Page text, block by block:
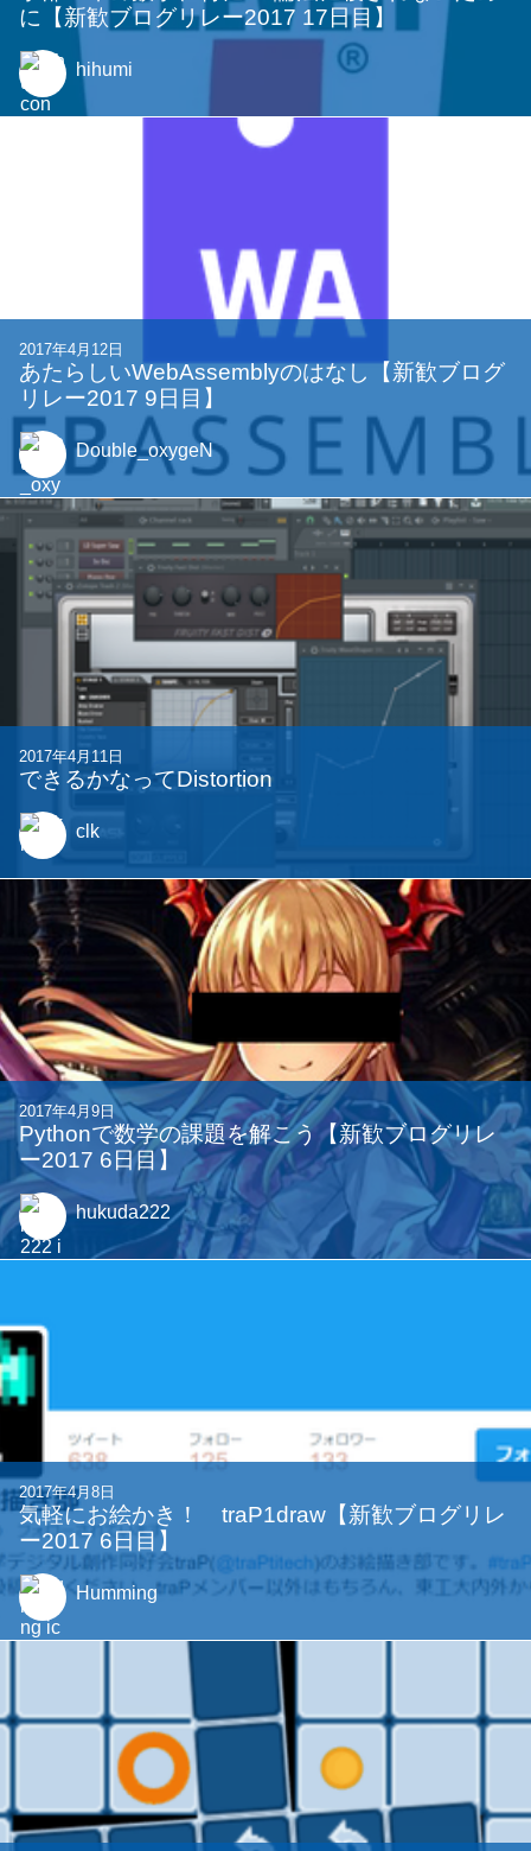
2017年4月20日
学部１年の数学、特にε-δ論法に殺されないため
に【新歓ブログリレー2017 17日目】
hihumi
2017年4月12日
あたらしいWebAssemblyのはなし【新歓ブログ
リレー2017 9日目】
Double_oxygeN
できるかなってDistortion
clk
2017年4月9日
Pythonで数学の課題を解こう【新歓ブログリレ
ー2017 6日目】
hukuda222
2017年4月8日
気軽にお絵かき！ traP1draw【新歓ブログリレ
ー2017 6日目】
Humming